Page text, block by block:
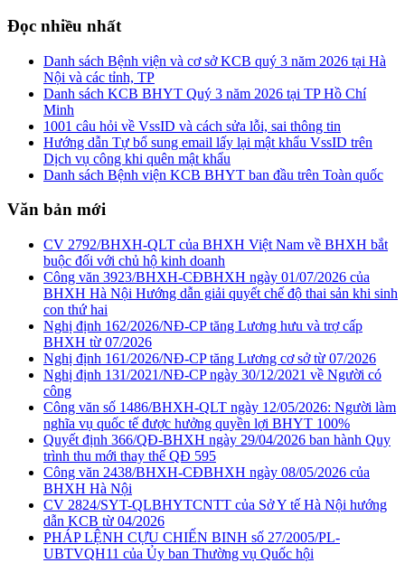
Đọc nhiều nhất
Danh sách Bệnh viện và cơ sở KCB quý 3 năm 2026 tại Hà
Nội và các tỉnh, TP
Danh sách KCB BHYT Quý 3 năm 2026 tại TP Hồ Chí
Minh
1001 câu hỏi về VssID và cách sửa lỗi, sai thông tin
Hướng dẫn Tự bổ sung email lấy lại mật khẩu VssID trên
Dịch vụ công khi quên mật khẩu
Danh sách Bệnh viện KCB BHYT ban đầu trên Toàn quốc
Văn bản mới
CV 2792/BHXH-QLT của BHXH Việt Nam về BHXH bắt
buộc đối với chủ hộ kinh doanh
Công văn 3923/BHXH-CĐBHXH ngày 01/07/2026 của
BHXH Hà Nội Hướng dẫn giải quyết chế độ thai sản khi sinh
con thứ hai
Nghị định 162/2026/NĐ-CP tăng Lương hưu và trợ cấp
BHXH từ 07/2026
Nghị định 161/2026/NĐ-CP tăng Lương cơ sở từ 07/2026
Nghị định 131/2021/NĐ-CP ngày 30/12/2021 về Người có
công
Công văn số 1486/BHXH-QLT ngày 12/05/2026: Người làm
nghĩa vụ quốc tế được hưởng quyền lợi BHYT 100%
Quyết định 366/QĐ-BHXH ngày 29/04/2026 ban hành Quy
trình thu mới thay thế QĐ 595
Công văn 2438/BHXH-CĐBHXH ngày 08/05/2026 của
BHXH Hà Nội
CV 2824/SYT-QLBHYTCNTT của Sở Y tế Hà Nội hướng
dẫn KCB từ 04/2026
PHÁP LỆNH CỰU CHIẾN BINH số 27/2005/PL-
UBTVQH11 của Ủy ban Thường vụ Quốc hội